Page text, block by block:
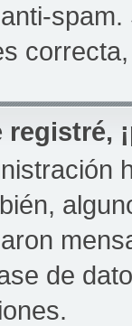
registré,
de